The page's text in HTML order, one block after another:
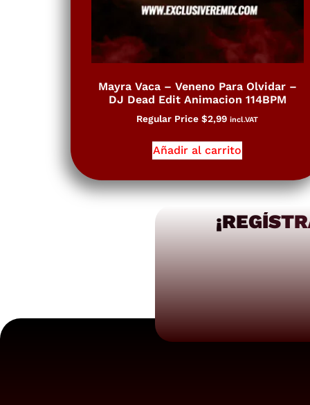
Mayra Vaca – Veneno Para Olvidar –
DJ Dead Edit Animacion 114BPM
Regular Price$2,99 incl.VAT
Añadir al carrito